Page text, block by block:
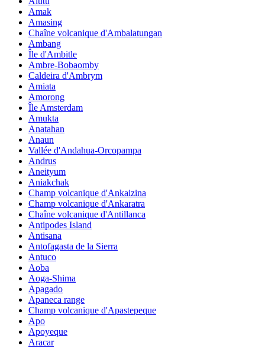
Amak
Amasing
Chaîne volcanique d'Ambalatungan
Ambang
Île d'Ambitle
Ambre-Bobaomby
Caldeira d'Ambrym
Amiata
Amorong
Île Amsterdam
Amukta
Anatahan
Anaun
Vallée d'Andahua-Orcopampa
Andrus
Aneityum
Aniakchak
Champ volcanique d'Ankaizina
Champ volcanique d'Ankaratra
Chaîne volcanique d'Antillanca
Antipodes Island
Antisana
Antofagasta de la Sierra
Antuco
Aoba
Aoga-Shima
Apagado
Apaneca range
Champ volcanique d'Apastepeque
Apo
Apoyeque
Aracar